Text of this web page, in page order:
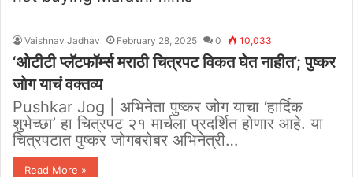
Vaishnav Jadhav February 28, 2025 0 10,033
‘ओटीटी प्लॅटफॉर्म्स मराठी चित्रपट विकत घेत नाहीत’; पुष्कर
जोग याचं वक्तव्य
Pushkar Jog | अभिनेता पुष्कर जोग याचा ‘हार्दिक
शुभेच्छा’ हा चित्रपट २१ मार्चला प्रदर्शित होणार आहे. या
चित्रपटात पुष्कर जोगबरोबर अभिनेत्री…
Read More »